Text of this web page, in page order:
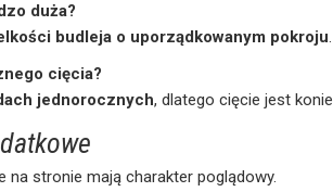
duża?
budleja o uporządkowanym pokroju.
cięcia?
jednorocznych, dlatego cięcie jest
na stronie mają charakter poglądowy.